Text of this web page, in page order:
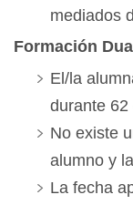
mediados
Formación
El/la
durante
No existe
alumno y
La fecha